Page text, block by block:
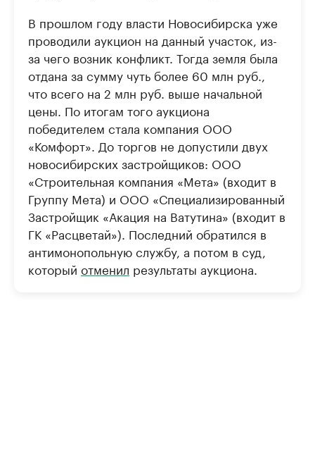
В прошлом году власти Новосибирска уже
проводили аукцион на данный участок, из-
за чего возник конфликт. Тогда земля была
отдана за сумму чуть более 60 млн руб.,
что всего на 2 млн руб. выше начальной
цены. По итогам того аукциона
победителем стала компания ООО
«Комфорт». До торгов не допустили двух
новосибирских застройщиков: ООО
«Строительная компания «Мета» (входит в
Группу Мета) и ООО «Специализированный
Застройщик «Акация на Ватутина» (входит в
ГК «Расцветай»). Последний обратился в
антимонопольную службу, а потом в суд,
который отменил результаты аукциона.